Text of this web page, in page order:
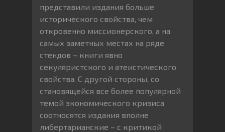
представили издания больше
исторического свойства, чем
откровенно миссионерского, а на
самых заметных местах на ряде
стендов – книги явно
секуляристского и атеистического
свойства. С другой стороны, со
становящейся все более популярной
темой экономического кризиса
соотносятся издания вполне
либертарианские – с критикой